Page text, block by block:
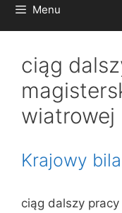
Menu
ciąg
wiatrowej
Krajowy
ciąg dalszy